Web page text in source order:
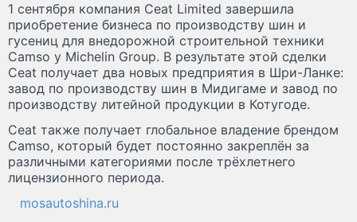
1 сентября компания Ceat Limited завершила
приобретение бизнеса по производству шин и
гусениц для внедорожной строительной техники
Camso у Michelin Group. В результате этой сделки
Ceat получает два новых предприятия в Шри-Ланке:
завод по производству шин в Мидигаме и завод по
производству литейной продукции в Котугоде.
Ceat также получает глобальное владение брендом
Camso, который будет постоянно закреплён за
различными категориями после трёхлетнего
лицензионного периода.
mosautoshina.ru